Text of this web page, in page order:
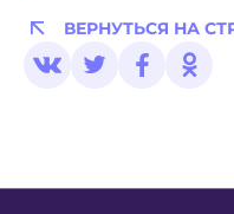
ВЕРНУТЬСЯ НА